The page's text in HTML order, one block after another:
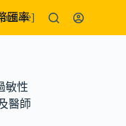
匯率
敏性
醫師